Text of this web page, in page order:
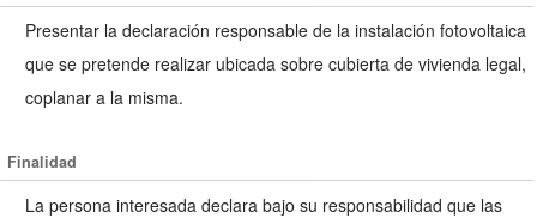
Presentar la declaración responsable de la instalación fotovoltaica
que se pretende realizar ubicada sobre cubierta de vivienda legal,
coplanar a la misma.
Finalidad
La persona interesada declara bajo su responsabilidad que las